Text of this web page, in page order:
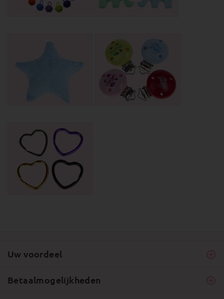
Uw voordeel
Betaalmogelijkheden